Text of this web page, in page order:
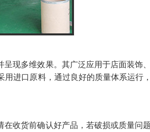
现多维效果。其广泛应用于店面装饰
进口原料，通过良好的质量体系运行
收货前确认好产品，若破损或质量问